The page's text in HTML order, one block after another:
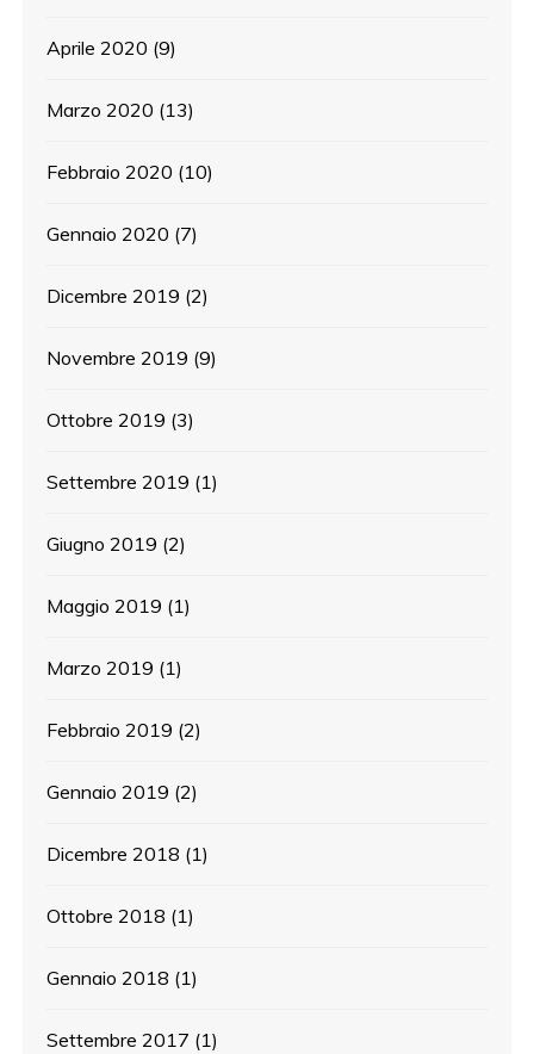
Aprile 2020 (9)
Marzo 2020 (13)
Febbraio 2020 (10)
Gennaio 2020 (7)
Dicembre 2019 (2)
Novembre 2019 (9)
Ottobre 2019 (3)
Settembre 2019 (1)
Giugno 2019 (2)
Maggio 2019 (1)
Marzo 2019 (1)
Febbraio 2019 (2)
Gennaio 2019 (2)
Dicembre 2018 (1)
Ottobre 2018 (1)
Gennaio 2018 (1)
Settembre 2017 (1)